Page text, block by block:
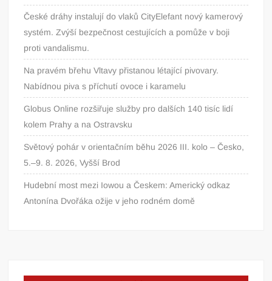
České dráhy instalují do vlaků CityElefant nový kamerový
systém. Zvýší bezpečnost cestujících a pomůže v boji
proti vandalismu.
Na pravém břehu Vltavy přistanou létající pivovary.
Nabídnou piva s příchutí ovoce i karamelu
Globus Online rozšiřuje služby pro dalších 140 tisíc lidí
kolem Prahy a na Ostravsku
Světový pohár v orientačním běhu 2026 III. kolo – Česko,
5.–9. 8. 2026, Vyšší Brod
Hudební most mezi Iowou a Českem: Americký odkaz
Antonína Dvořáka ožije v jeho rodném domě